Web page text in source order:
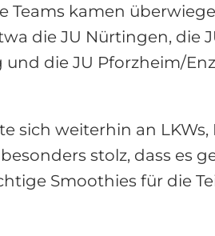
Teams kamen
die JU Nürtingen, die
die JU Pforzheim/
sich weiterhin an
stolz, dass es
Smoothies für die